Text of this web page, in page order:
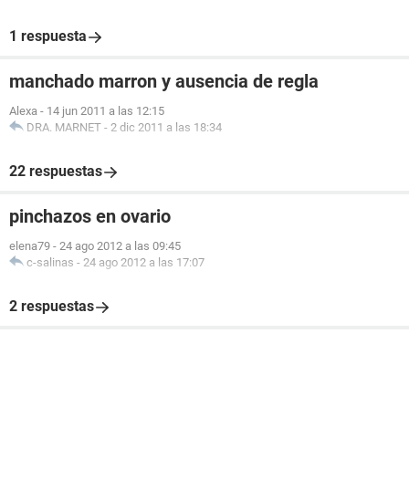
1 respuesta
manchado marron y ausencia de regla
Alexa - 14 jun 2011 a las 12:15
DRA. MARNET - 2 dic 2011 a las 18:34
22 respuestas
pinchazos en ovario
elena79 - 24 ago 2012 a las 09:45
c-salinas - 24 ago 2012 a las 17:07
2 respuestas